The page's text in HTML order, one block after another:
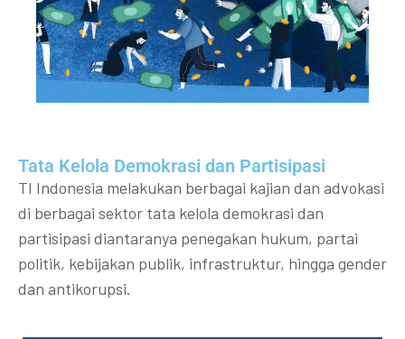
Tata Kelola Demokrasi dan Partisipasi​
TI Indonesia melakukan berbagai kajian dan advokasi
di berbagai sektor tata kelola demokrasi dan
partisipasi diantaranya penegakan hukum, partai
politik, kebijakan publik, infrastruktur, hingga gender
dan antikorupsi.